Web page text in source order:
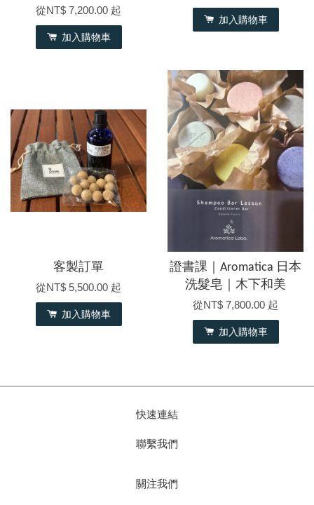
從NT$ 7,200.00 起
加入購物車
加入購物車
客製訂單
從NT$ 5,500.00 起
加入購物車
證書課｜Aromatica 日本
洗髮皂｜木下和美
從NT$ 7,800.00 起
加入購物車
快速連結
聯繫我們
關注我們